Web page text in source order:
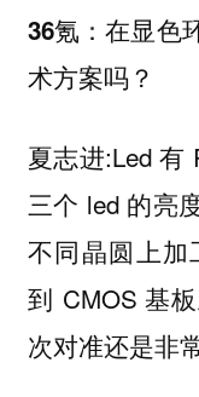
36氪：在显色
术方案吗？
夏志进:Led 有
三个 led 的亮
不同晶圆上
到 CMOS 基
次对准还是非